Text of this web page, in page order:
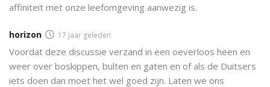
affiniteit met onze leefomgeving aanwezig is.
horizon 17 jaar geleden
Voordat deze discussie verzand in een oeverloos heen en
weer over boskippen, bulten en gaten en of als de Duitsers
iets doen dan moet het wel goed zijn. Laten we ons